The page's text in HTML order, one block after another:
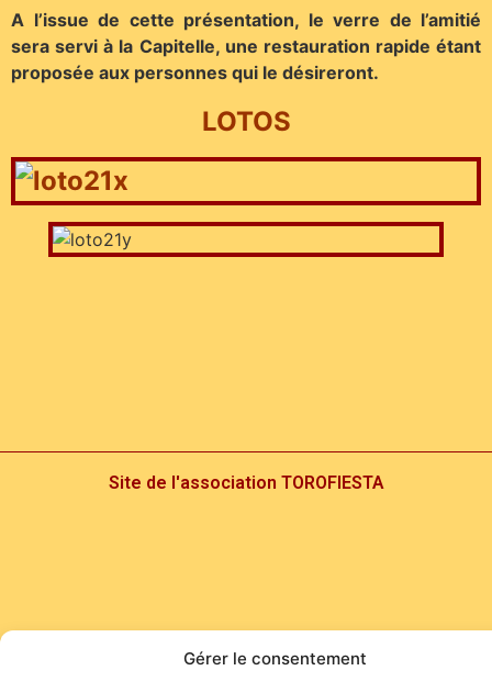
Gérer le consentement
A l’issue de cette présentation, le verre de l’amitié
sera servi à la Capitelle, une restauration rapide étant
proposée aux personnes qui le désireront.
LOTOS
Site de l'association TOROFIESTA